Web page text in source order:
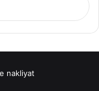
nakliyat